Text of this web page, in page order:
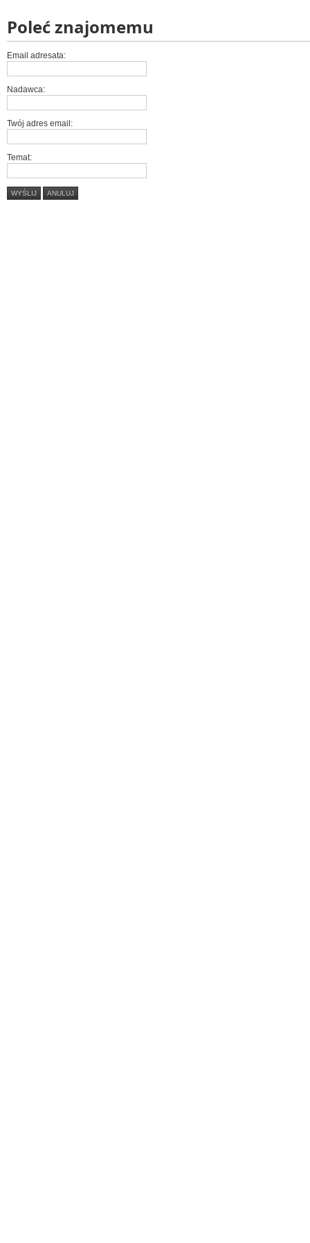
Poleć znajomemu
Email adresata:
Nadawca:
Twój adres email:
Temat:
WYŚLIJ ANULUJ